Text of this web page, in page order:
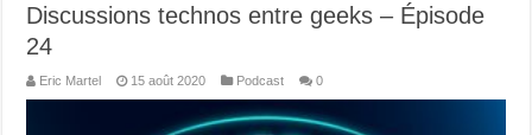
Discussions technos entre geeks – Épisode
24
Eric Martel 15 août 2020 Podcast 0